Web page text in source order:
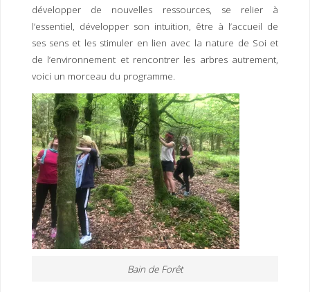
développer de nouvelles ressources, se relier à
l’essentiel, développer son intuition, être à l’accueil de
ses sens et les stimuler en lien avec la nature de Soi et
de l’environnement et rencontrer les arbres autrement,
voici un morceau du programme.
Bain de Forêt